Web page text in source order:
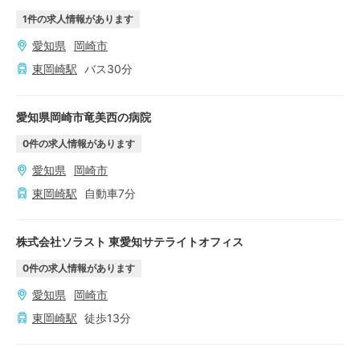
1件の求人情報があります
愛知県
岡崎市
東岡崎駅 バス30分
愛知県岡崎市竜美西の病院
0件の求人情報があります
愛知県
岡崎市
東岡崎駅 自動車7分
株式会社ソラスト 東愛知サテライトオフィス
0件の求人情報があります
愛知県
岡崎市
東岡崎駅 徒歩13分